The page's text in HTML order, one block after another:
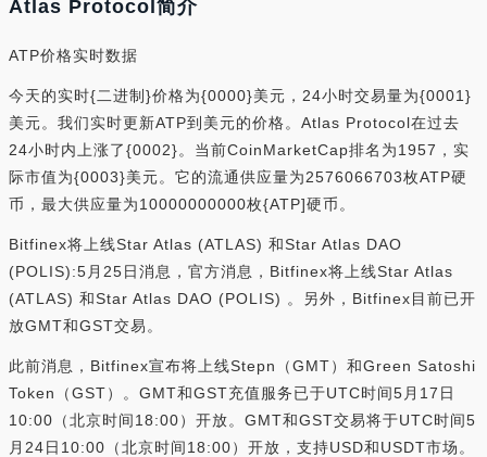
Atlas Protocol简介
ATP价格实时数据
今天的实时{二进制}价格为{0000}美元，24小时交易量为{0001}
美元。我们实时更新ATP到美元的价格。Atlas Protocol在过去
24小时内上涨了{0002}。当前CoinMarketCap排名为1957，实
际市值为{0003}美元。它的流通供应量为2576066703枚ATP硬
币，最大供应量为10000000000枚{ATP]硬币。
Bitfinex将上线Star Atlas (ATLAS) 和Star Atlas DAO
(POLIS):5月25日消息，官方消息，Bitfinex将上线Star Atlas
(ATLAS) 和Star Atlas DAO (POLIS) 。另外，Bitfinex目前已开
放GMT和GST交易。
此前消息，Bitfinex宣布将上线Stepn（GMT）和Green Satoshi
Token（GST）。GMT和GST充值服务已于UTC时间5月17日
10:00（北京时间18:00）开放。GMT和GST交易将于UTC时间5
月24日10:00（北京时间18:00）开放，支持USD和USDT市场。